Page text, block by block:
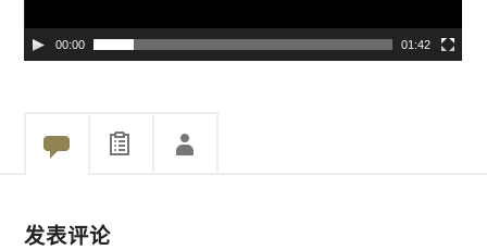
00:00 01:42
发表评论